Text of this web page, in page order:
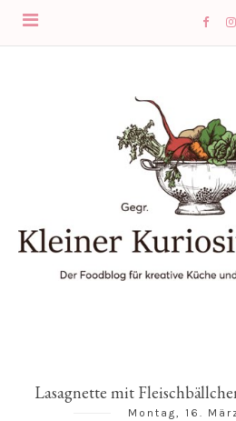
Lasagnette mit
Montag, 16.